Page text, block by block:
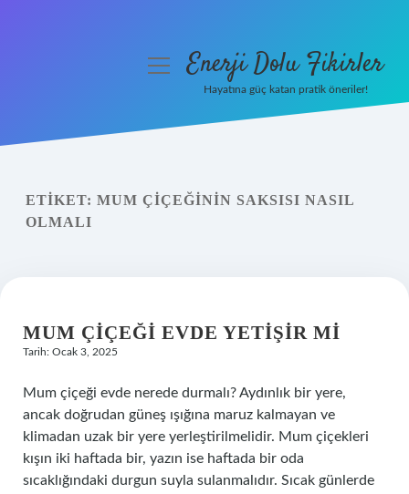
Yasal Uyarı
menüyüEnerji Dolu Fikirler
Hayatına güç katan pratik öneriler!
ETIKET: MUM ÇIÇEĞININ SAKSISI NASIL
OLMALI
MUM ÇIÇEĞI EVDE YETIŞIR MI
Tarih: Ocak 3, 2025
Mum çiçeği evde nerede durmalı? Aydınlık bir yere,
ancak doğrudan güneş ışığına maruz kalmayan ve
klimadan uzak bir yere yerleştirilmelidir. Mum çiçekleri
kışın iki haftada bir, yazın ise haftada bir oda
sıcaklığındaki durgun suyla sulanmalıdır. Sıcak günlerde